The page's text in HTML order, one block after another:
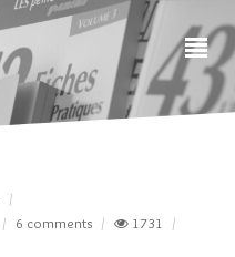
6 comments
1731